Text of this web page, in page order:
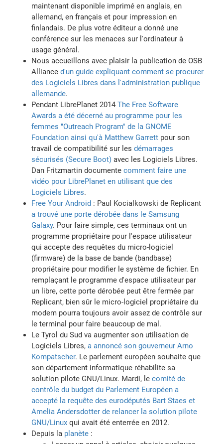
maintenant disponible imprimé en anglais, en
allemand, en français et pour impression en
finlandais. De plus votre éditeur a donné une
conférence sur les menaces sur l'ordinateur à
usage général.
Nous accueillons avec plaisir la publication de OSB
Allianced'un guide expliquant comment se procurer
des Logiciels Libres dans l'administration publique
allemande.
Pendant LibrePlanet 2014The Free Software
Awards a été décerné au programme pour les
femmes "Outreach Program" de la GNOME
Foundation ainsi qu'à Matthew Garrett pour son
travail de compatibilité sur lesdémarrages
sécurisés (Secure Boot) avec les Logiciels Libres.
Dan Fritzmartin documentecomment faire une
vidéo pour LibrePlanet en utilisant que des
Logiciels Libres.
Free Your Android : Paul Kocialkowski de Replicant
a trouvé une porte dérobée dans le Samsung
Galaxy. Pour faire simple, ces terminaux ont un
programme propriétaire pour l'espace utilisateur
qui accepte des requêtes du micro-logiciel
(firmware) de la base de bande (bandbase)
propriétaire pour modifier le système de fichier. En
remplaçant le programme d'espace utilisateur par
un libre, cette porte dérobée peut être fermée par
Replicant, bien sûr le micro-logiciel propriétaire du
modem pourra toujours avoir assez de contrôle sur
le terminal pour faire beaucoup de mal.
Le Tyrol du Sud va augmenter son utilisation de
Logiciels Libres,a annoncé son gouverneur Arno
Kompatscher. Le parlement européen souhaite que
son département informatique réhabilite sa
solution pilote GNU/Linux. Mardi, lecomité de
contrôle du budget du Parlement Européen a
accepté la requête des eurodéputés Bart Staes et
Amelia Andersdotter de relancer la solution pilote
GNU/Linux qui avait été enterrée en 2012.
Depuis la planète :